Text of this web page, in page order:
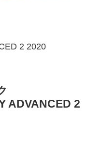
2 2020
ADVANCED 2